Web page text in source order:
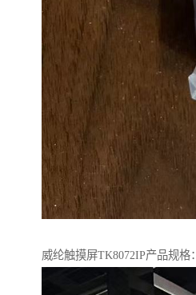
威纶触摸屏TK8072IP产品规格：